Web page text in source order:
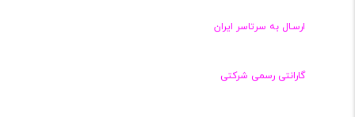
ارسـال به سرتاسر ایران
گارانتی رسمی شرکتی